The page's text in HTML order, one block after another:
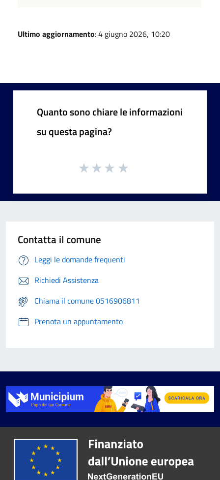
Ultimo aggiornamento: 4 giugno 2026, 10:20
Quanto sono chiare le informazioni
su questa pagina?
Contatta il comune
Leggi le domande frequenti
Richiedi Assistenza
Chiama il comune 0516906811
Prenota un appuntamento